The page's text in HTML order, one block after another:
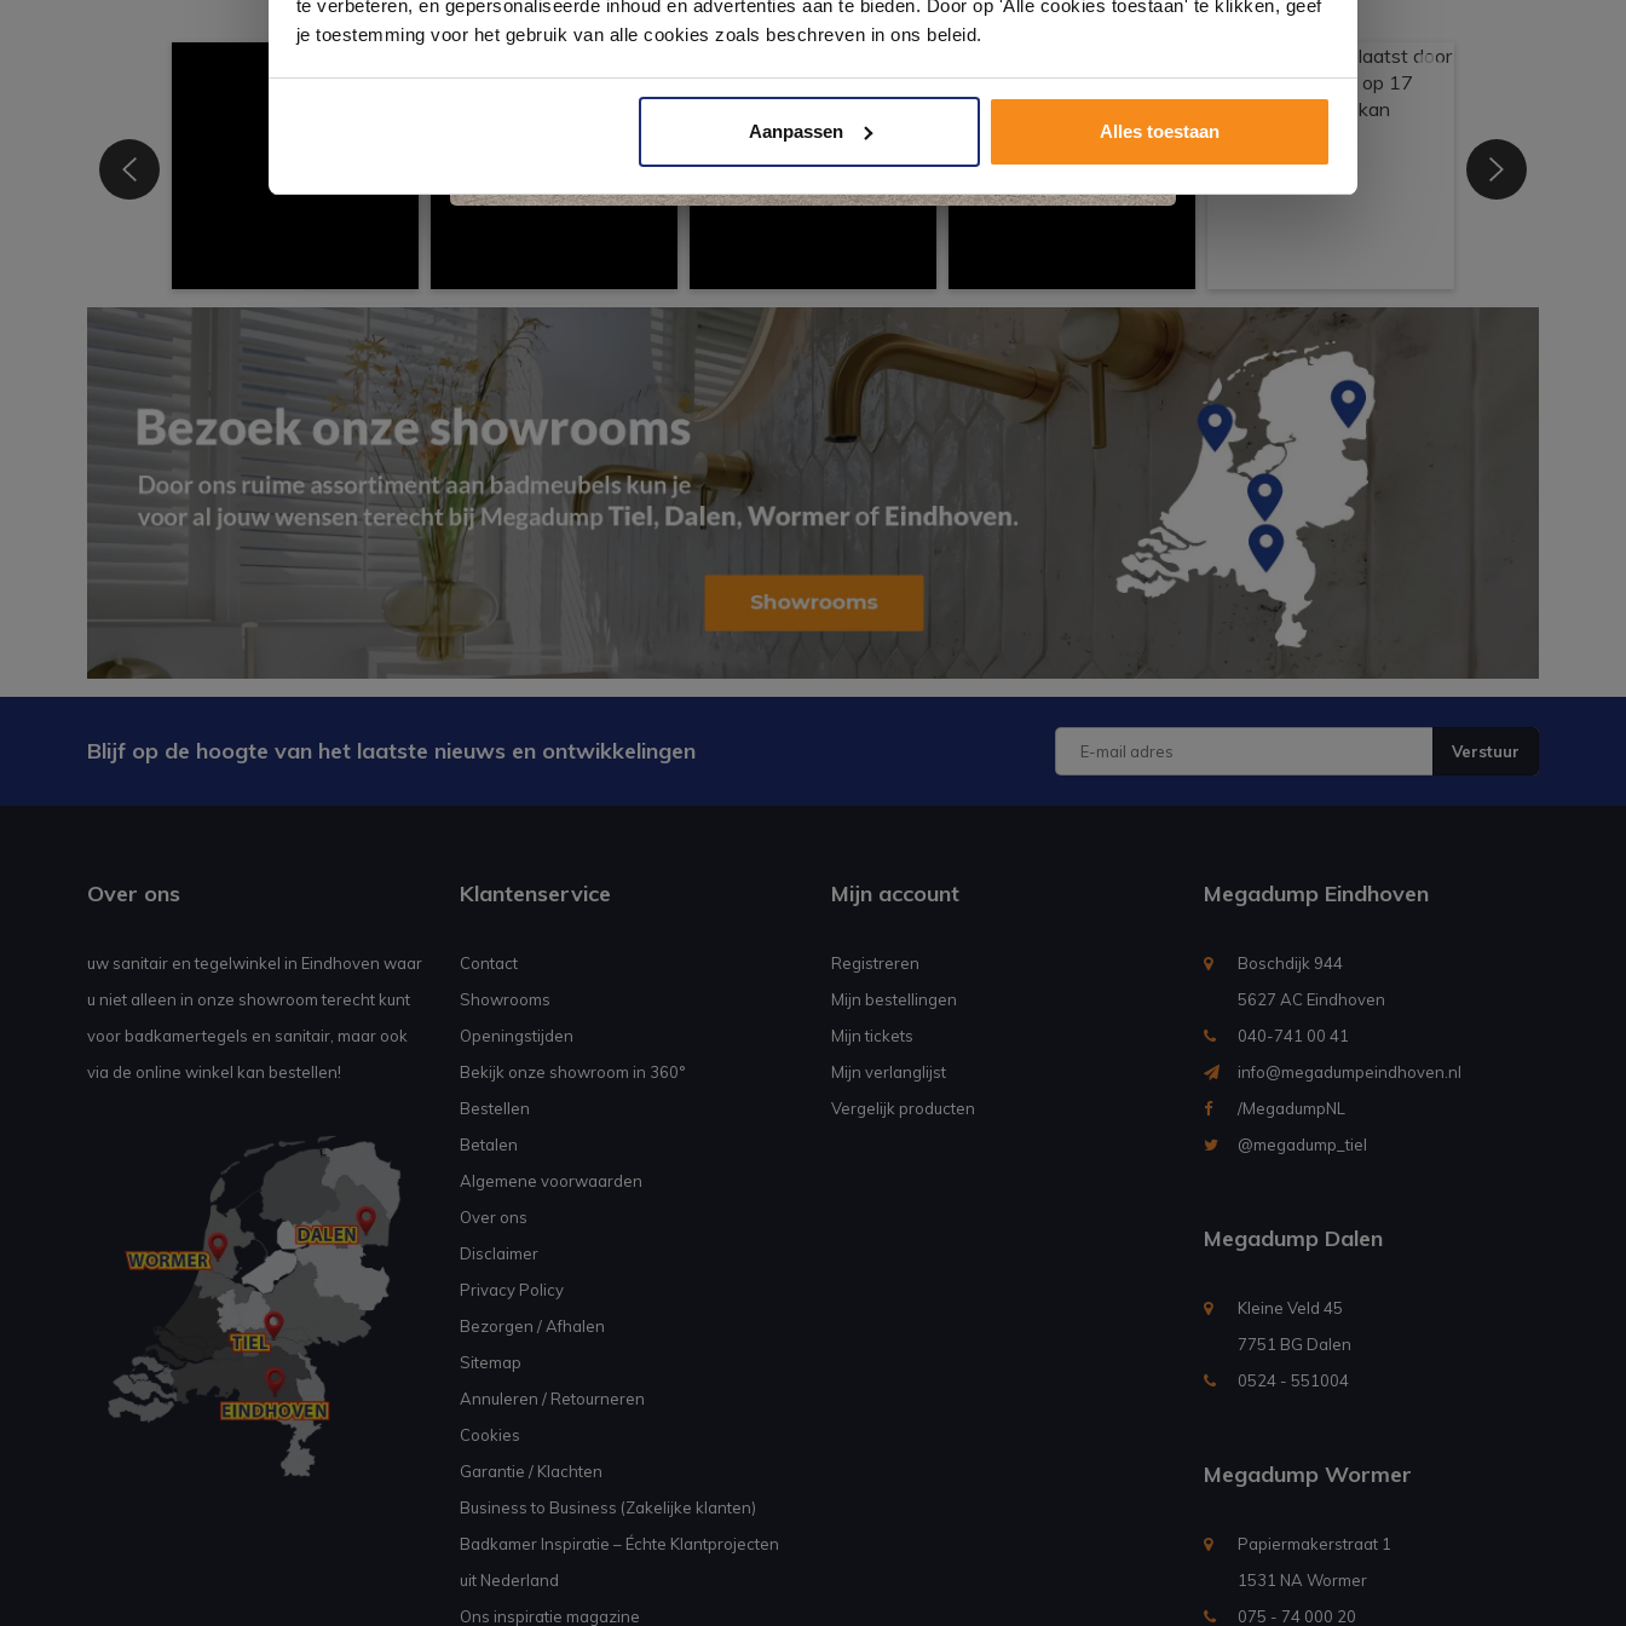
te verbeteren, en gepersonaliseerde inhoud en advertenties aan te bieden. Door op 'Alle cookies toestaan' te klikken, geef
je toestemming voor het gebruik van alle cookies zoals beschreven in ons beleid.
Aanpassen Alles toestaan
Blijf op de hoogte van het laatste nieuws en ontwikkelingen Verstuur
Over ons
uw sanitair en tegelwinkel in Eindhoven waar
u niet alleen in onze showroom terecht kunt
voor badkamertegels en sanitair, maar ook
via de online winkel kan bestellen!
Klantenservice
Contact
Showrooms
Openingstijden
Bekijk onze showroom in 360°
Bestellen
Betalen
Algemene voorwaarden
Over ons
Disclaimer
Privacy Policy
Bezorgen / Afhalen
Sitemap
Annuleren / Retourneren
Cookies
Garantie / Klachten
Business to Business (Zakelijke klanten)
Badkamer Inspiratie – Échte Klantprojecten
uit Nederland
Ons inspiratie magazine
Mijn account
Registreren
Mijn bestellingen
Mijn tickets
Mijn verlanglijst
Vergelijk producten
Megadump Eindhoven
Boschdijk 944
5627 AC Eindhoven
040-741 00 41
info@megadumpeindhoven.nl
/MegadumpNL
@megadump_tiel
Megadump Dalen
Kleine Veld 45
7751 BG Dalen
0524 - 551004
Megadump Wormer
Papiermakerstraat 1
1531 NA Wormer
075 - 74 000 20
Kom langs en ervaar zelf het verschil!